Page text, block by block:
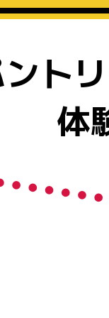
ト
体